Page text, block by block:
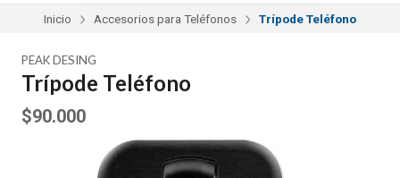
Inicio Accesorios para Teléfonos Trípode Teléfono
PEAK DESING
Trípode Teléfono
$90.000